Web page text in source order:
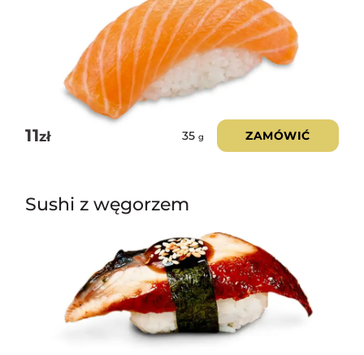
11zł 35 g ZAMÓWIĆ
Sushi z węgorzem